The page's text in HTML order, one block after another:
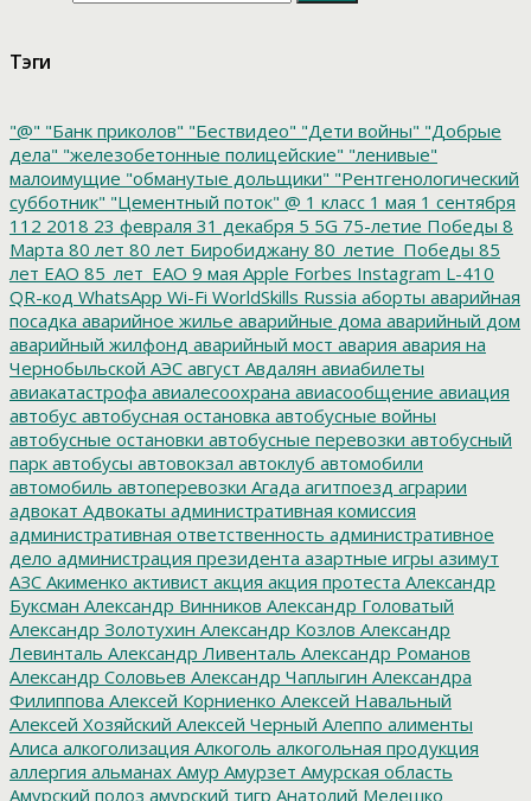
Тэги
"@" "Банк приколов" "Бествидео" "Дети войны" "Добрые
дела" "железобетонные полицейские" "ленивые"
малоимущие "обманутые дольщики" "Рентгенологический
субботник" "Цементный поток" @ 1 класс 1 мая 1 сентября
112 2018 23 февраля 31 декабря 5 5G 75-летие Победы 8
Марта 80 лет 80 лет Биробиджану 80_летие_Победы 85
лет ЕАО 85_лет_ЕАО 9 мая Apple Forbes Instagram L-410
QR-код WhatsApp Wi-Fi WorldSkills Russia аборты аварийная
посадка аварийное жилье аварийные дома аварийный дом
аварийный жилфонд аварийный мост авария авария на
Чернобыльской АЭС август Авдалян авиабилеты
авиакатастрофа авиалесоохрана авиасообщение авиация
автобус автобусная остановка автобусные войны
автобусные остановки автобусные перевозки автобусный
парк автобусы автовокзал автоклуб автомобили
автомобиль автоперевозки Агада агитпоезд аграрии
адвокат Адвокаты административная комиссия
административная ответственность административное
дело администрация президента азартные игры азимут
АЗС Акименко активист акция акция протеста Александр
Буксман Александр Винников Александр Головатый
Александр Золотухин Александр Козлов Александр
Левинталь Александр Ливенталь Александр Романов
Александр Соловьев Александр Чаплыгин Александра
Филиппова Алексей Корниенко Алексей Навальный
Алексей Хозяйский Алексей Черный Алеппо алименты
Алиса алкоголизация Алкоголь алкогольная продукция
аллергия альманах Амур Амурзет Амурская область
Амурский полоз амурский тигр Анатолий Мелешко